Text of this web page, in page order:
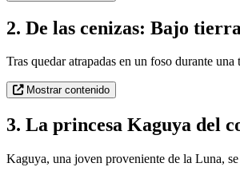
2. De las cenizas: Bajo tierra
Tras quedar atrapadas en un foso durante
Mostrar contenido
3. La princesa Kaguya del
Kaguya, una joven proveniente de la Luna,